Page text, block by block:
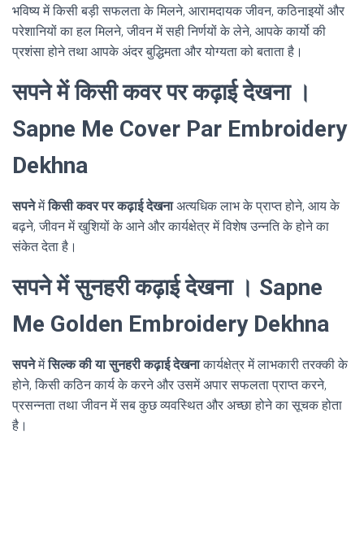
भविष्य में किसी बड़ी सफलता के मिलने, आरामदायक जीवन, कठिनाइयों और
परेशानियों का हल मिलने, जीवन में सही निर्णयों के लेने, आपके कार्यो की
प्रशंसा होने तथा आपके अंदर बुद्धिमता और योग्यता को बताता है।
सपने में किसी कवर पर कढ़ाई देखना ।
Sapne Me Cover Par Embroidery
Dekhna
सपनेमेंकिसी कवर पर कढ़ाई देखनाअत्यधिक लाभ के प्राप्त होने, आय के
बढ़ने, जीवन में खुशियों के आने और कार्यक्षेत्र में विशेष उन्नति के होने का
संकेत देता है।
सपने में सुनहरी कढ़ाई देखना । Sapne
Me Golden Embroidery Dekhna
सपनेमेंसिल्क की या सुनहरी कढ़ाई देखनाकार्यक्षेत्र में लाभकारी तरक्की के
होने, किसी कठिन कार्य के करने और उसमें अपार सफलता प्राप्त करने,
प्रसन्नता तथा जीवन में सब कुछ व्यवस्थित और अच्छा होने का सूचक होता
है।